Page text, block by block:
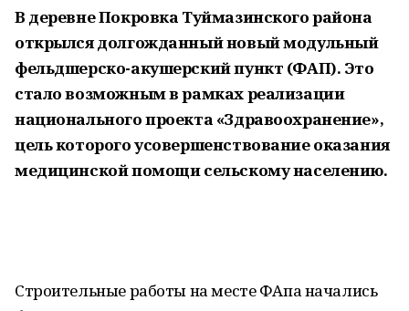
В деревне Покровка Туймазинского района
открылся долгожданный новый модульный
фельдшерско-акушерский пункт (ФАП). Это
стало возможным в рамках реализации
национального проекта «Здравоохранение»,
цель которого усовершенствование оказания
медицинской помощи сельскому населению.
Строительные работы на месте ФАпа начались